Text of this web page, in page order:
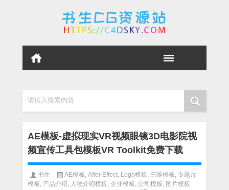
请输入搜索内容
AE模板-虚拟现实VR视频眼镜3D电影院视
频宣传工具包模板VR Toolkit免费下载
书生 AE模板 After Effect Logo模板 三维模板 专题片
模板
产品介绍 人物介绍模板 企业模板 公司模板
图片模板